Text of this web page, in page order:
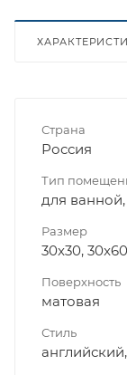
Страна
Россия
Тип
для
Размер
30x30, 30x60
Поверхность
матовая
Стиль